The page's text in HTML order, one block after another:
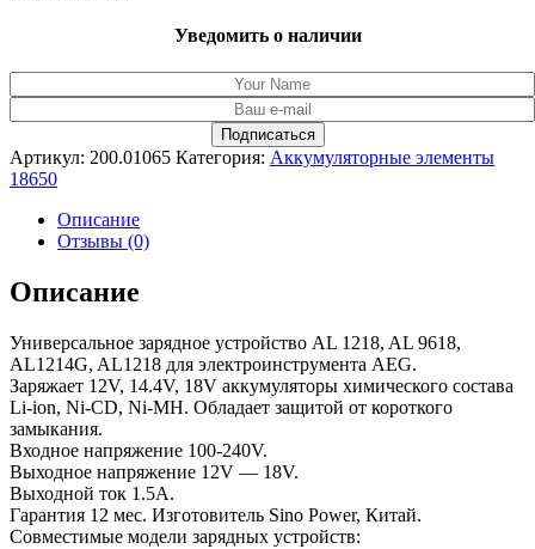
Уведомить о наличии
Артикул: 200.01065 Категория: Аккумуляторные элементы
18650
Описание
Отзывы (0)
Описание
Универсальное зарядное устройство AL 1218, AL 9618,
AL1214G, AL1218 для электроинструмента AEG.
Заряжает 12V, 14.4V, 18V аккумуляторы химического состава
Li-ion, Ni-CD, Ni-MH. Обладает защитой от короткого
замыкания.
Входное напряжение 100-240V.
Выходное напряжение 12V — 18V.
Выходной ток 1.5А.
Гарантия 12 мес. Изготовитель Sino Power, Китай.
Совместимые модели зарядных устройств: